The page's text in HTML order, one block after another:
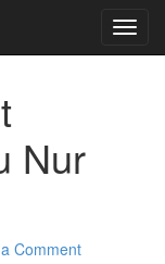
Nur
Comment